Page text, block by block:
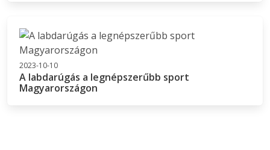
2023-10-10
A labdarúgás a legnépszerűbb sport
Magyarországon